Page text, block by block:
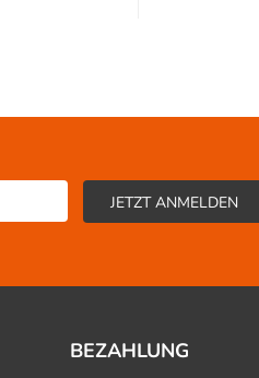
BEZAHLUNG